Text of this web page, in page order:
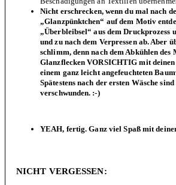
Nicht erschrecken, wenn du mal nach
„Glanzpünktchen“ auf dem Motiv
„Überbleibsel“ aus dem Druckprozess
und zu nach dem Verpressen ab. Aber
schlimm, denn nach dem Abkühlen des
Glanzflecken VORSICHTIG mit
einem ganz leicht angefeuchteten
Spätestens nach der ersten Wäsche
verschwunden. :-)
YEAH, fertig. Ganz viel Spaß mit
NICHT VERGESSEN: